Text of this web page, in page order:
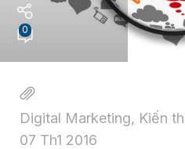
0
Digital Marketing, Kiến
07 Th1 2016